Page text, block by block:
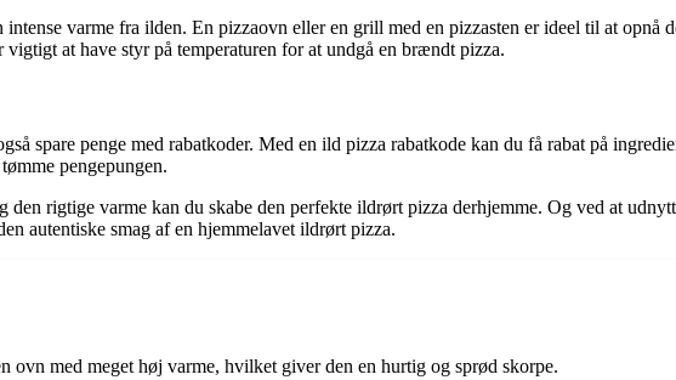
varme fra ilden. En pizzaovn eller en grill med en pizzasten er ideel til at
at have styr på temperaturen for at undgå en brændt pizza.
spare penge med rabatkoder. Med en ild pizza rabatkode kan du få rabat på
pengepungen.
den rigtige varme kan du skabe den perfekte ildrørt pizza derhjemme. Og ved at
autentiske smag af en hjemmelavet ildrørt pizza.
ovn med meget høj varme, hvilket giver den en hurtig og sprød skorpe.